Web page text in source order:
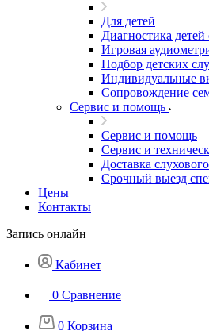
Для детей
Диагностика
Игровая
Подбор детских
Индивидуальные
Сопровождение
Сервис и помощь
Сервис и помощь
Сервис и
Доставка
Срочный выезд
Цены
Контакты
Запись онлайн
Кабинет
0 Сравнение
0 Корзина